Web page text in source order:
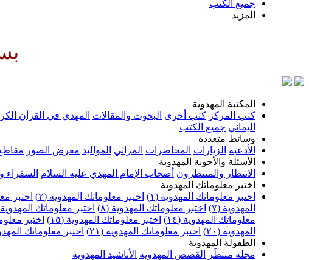
جميع الكتب
المزيد
بسم الله
المكتبة المهدوية
كتب المركز كتب أخرى البحوث والمقالات المهدي في القرآن
اليماني جميع الكتب
وسائط متعددة
الأدعية الزيارات المحاضرات المراثي المواليد معرض الصور
الأسئلة والأجوبة المهدوية
الانتظار والمنتظرون أصحاب الإمام المهدي عليه السلام السفراء
اختبر معلوماتك المهدوية
اختبر معلوماتك المهدوية (١)
اختبر معلوماتك المهدوية (٢) اختبر
المهدوية (٧)
اختبر معلوماتك المهدوية (٨) اختبر معلوماتك المهدوية
معلوماتك المهدوية (١٤)
اختبر معلوماتك المهدوية (١٥) اختبر
المهدوية (٢٠)
اختبر معلوماتك المهدوية (٢١) اختبر معلوماتك
الطفولة المهدوية
مجلة منتظَر
القصص المهدوية الأناشيد المهدوية